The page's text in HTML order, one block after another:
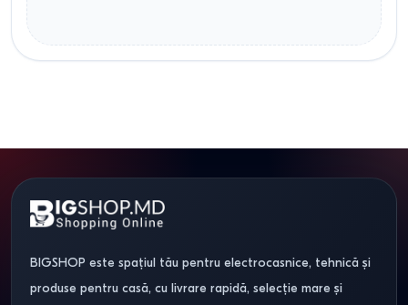
BIGSHOP este spațiul tău pentru electrocasnice, tehnică și
produse pentru casă, cu livrare rapidă, selecție mare și